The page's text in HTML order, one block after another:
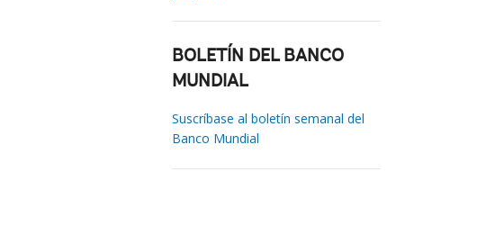
BOLETÍN DEL BANCO
MUNDIAL
Suscríbase al boletín semanal del
Banco Mundial